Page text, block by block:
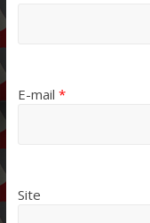
E-mail *
Site